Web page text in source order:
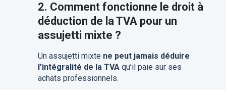
2. Comment fonctionne le droit à
déduction de la TVA pour un
assujetti mixte ?
Un assujetti mixte ne peut jamais déduire
l’intégralité de la TVAqu’il paie sur ses
achats professionnels.